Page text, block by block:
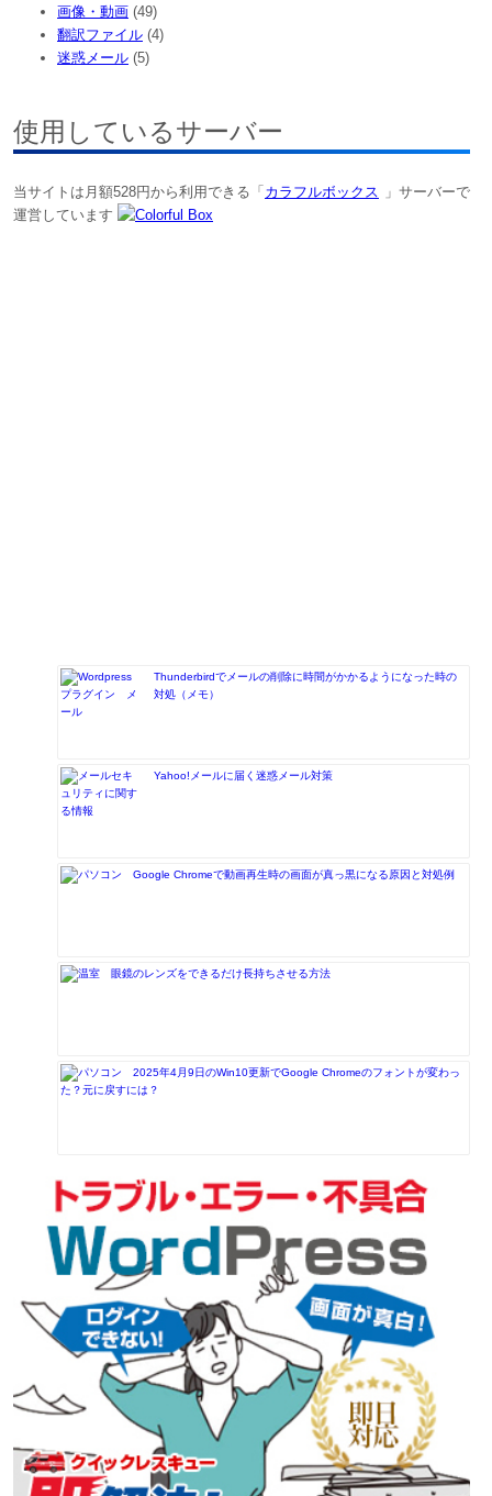
画像・動画 (49)
翻訳ファイル (4)
迷惑メール (5)
使用しているサーバー
当サイトは月額528円から利用できる「 カラフルボックス
」サーバーで
運営しています
Thunderbirdでメールの削除に時間がかかるようになった時の
対処（メモ）
Yahoo!メールに届く迷惑メール対策
Google Chromeで動画再生時の画面が真っ黒になる原因と対処例
眼鏡のレンズをできるだけ長持ちさせる方法
2025年4月9日のWin10更新でGoogle Chromeのフォントが変わっ
た？元に戻すには？